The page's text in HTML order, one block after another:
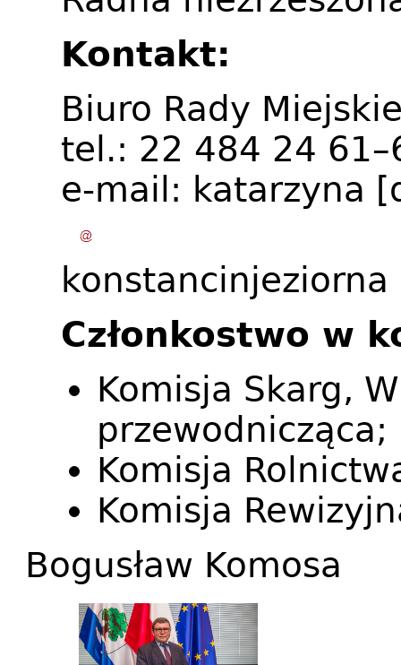
Kontakt:
Biuro Rady
tel.: 22 484 24
e-mail: katarzyna
konstancinjeziorna
Członkostwo w
Komisja Skarg,
przewodnicząca;
Komisja
Komisja
Bogusław Komosa